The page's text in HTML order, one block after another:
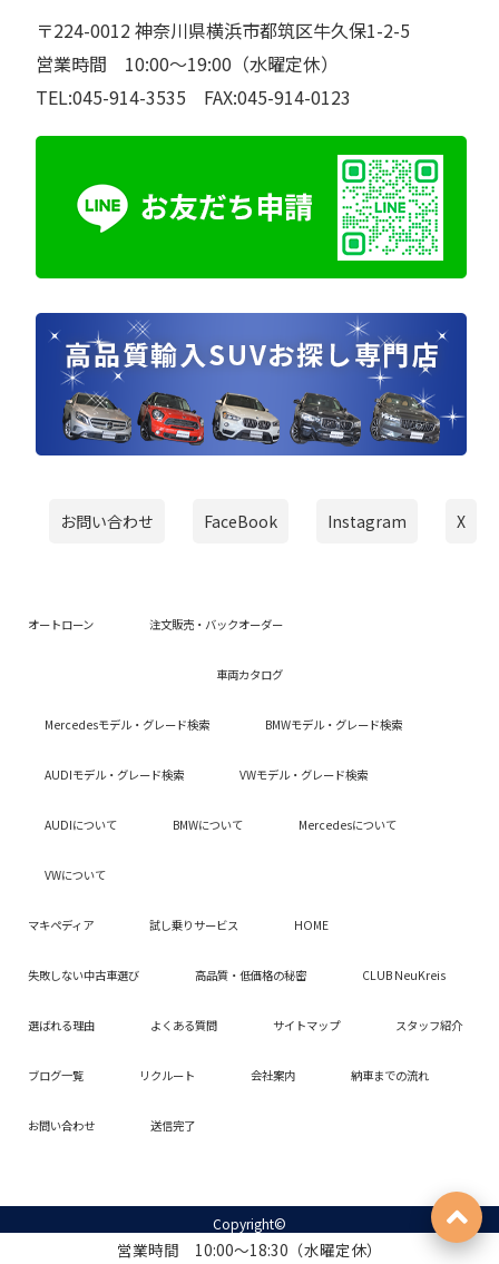
営業時間 10:00～18:30（水曜定休）
〒224-0012 神奈川県横浜市都筑区牛久保1-2-5
営業時間 10:00～19:00（水曜定休）
TEL:045-914-3535 FAX:045-914-0123
お問い合わせ FaceBook Instagram X
オートローン 注文販売・バックオーダー
車両カタログ
Mercedesモデル・グレード検索 BMWモデル・グレード検索
AUDIモデル・グレード検索 VWモデル・グレード検索
AUDIについて BMWについて Mercedesについて
VWについて
マキペディア 試し乗りサービス HOME
失敗しない中古車選び 高品質・低価格の秘密 CLUB NeuKreis
選ばれる理由 よくある質問 サイトマップ スタッフ紹介
ブログ一覧 リクルート 会社案内 納車までの流れ
お問い合わせ 送信完了
Copyright©
横浜市、川崎市、東京都世田谷区で高品質な中古輸入SUVをお探しならNeuKreis：